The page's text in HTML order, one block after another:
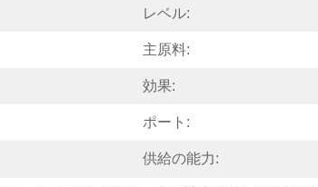
レベル:
主原料:
効果:
ポート:
供給の能力: